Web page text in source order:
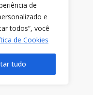
de
e
todos”, você
de Cookies
tudo